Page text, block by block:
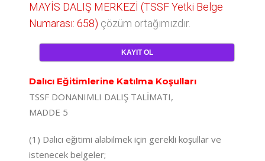
MAYİS DALIŞ MERKEZİ (TSSF Yetki Belge
Numarası: 658) çözüm ortağımızdır.
KAYIT OL
Dalıcı Eğitimlerine Katılma Koşulları
TSSF DONANIMLI DALIŞ TALİMATI,
MADDE 5
(1) Dalıcı eğitimi alabilmek için gerekli koşullar ve
istenecek belgeler;